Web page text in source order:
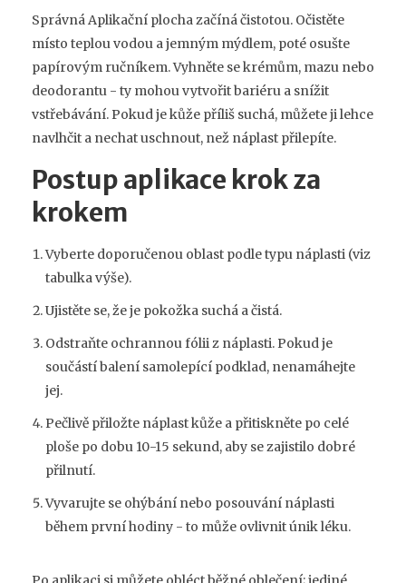
SprávnáAplikační plochazačíná čistotou. Očistěte
místo teplou vodou a jemným mýdlem, poté osušte
papírovým ručníkem. Vyhněte se krémům, mazu nebo
deodorantu - ty mohou vytvořit bariéru a snížit
vstřebávání. Pokud je kůže příliš suchá, můžete ji lehce
navlhčit a nechat uschnout, než náplast přilepíte.
Postup aplikace krok za
krokem
Vyberte doporučenou oblast podle typu náplasti (viz
tabulka výše).
Ujistěte se, že je pokožka suchá a čistá.
Odstraňte ochrannou fólii z náplasti. Pokud je
součástí balení samolepící podklad, nenamáhejte
jej.
Pečlivě přiložte náplast kůže a přitiskněte po celé
ploše po dobu 10-15 sekund, aby se zajistilo dobré
přilnutí.
Vyvarujte se ohýbání nebo posouvání náplasti
během první hodiny - to může ovlivnit únik léku.